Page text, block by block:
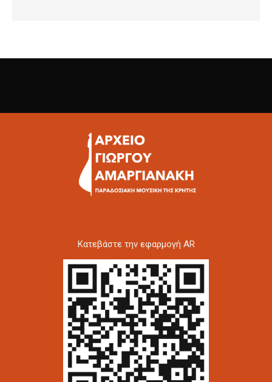
Kατεβάστε την εφαρμογή AR